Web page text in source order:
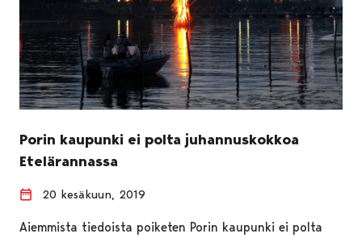
Porin kaupunki ei polta juhannuskokkoa
Etelärannassa
20 kesäkuun, 2019
Aiemmista tiedoista poiketen Porin kaupunki ei polta